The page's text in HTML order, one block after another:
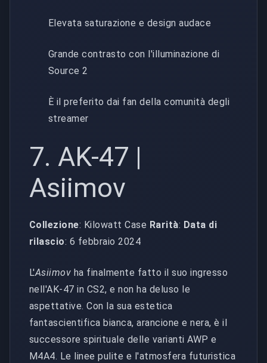
Elevata saturazione e design audace
Grande contrasto con l'illuminazione di
Source 2
È il preferito dai fan della comunità degli
streamer
7. AK-47 |
Asiimov
Collezione: Kilowatt Case Rarità: Data di
rilascio: 6 febbraio 2024
L'Asiimov ha finalmente fatto il suo ingresso
nell'AK-47 in CS2, e non ha deluso le
aspettative. Con la sua estetica
fantascientifica bianca, arancione e nera, è il
successore spirituale delle varianti AWP e
M4A4. Le linee pulite e l'atmosfera futuristica